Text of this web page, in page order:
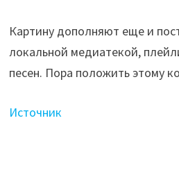
Картину дополняют еще и
локальной медиатекой,
песен. Пора положить этому
Источник